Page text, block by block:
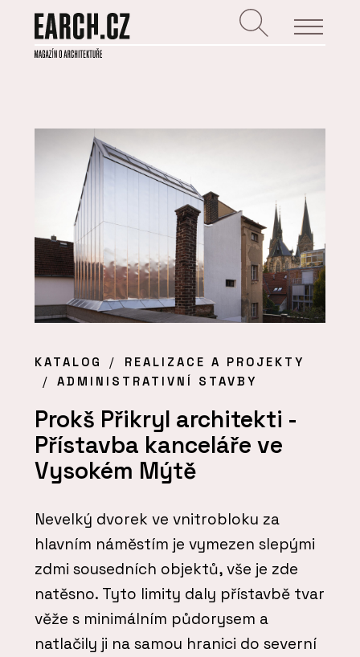
KATALOG
REALIZACE A PROJEKTY
ADMINISTRATIVNÍ STAVBY
Prokš Přikryl architekti -
Přístavba kanceláře ve
Vysokém Mýtě
Nevelký dvorek ve vnitrobloku za
hlavním náměstím je vymezen slepými
zdmi sousedních objektů, vše je zde
natěsno. Tyto limity daly přístavbě tvar
věže s minimálním půdorysem a
natlačily ji na samou hranici do severní